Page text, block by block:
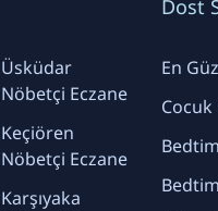
Üsküdar
Nöbetçi Eczane
Keçiören
Nöbetçi Eczane
Karşıyaka
Dost
En